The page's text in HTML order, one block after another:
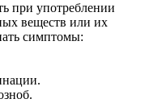
при употреблении
веществ или их
симптомы: